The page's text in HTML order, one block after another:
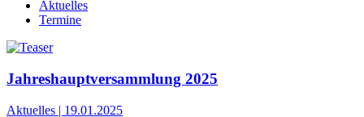
Aktuelles
Termine
Jahreshauptversammlung 2025
Aktuelles | 19.01.2025